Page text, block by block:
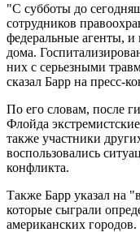
"С субботы до
сотрудников
федеральные агенты,
дома.
них с серьезными
сказал Барр на пресс-
По его словам, после
Флойда
также участники
воспользовались
конфликта.
Также Барр указал на
которые сыграли
американских городов.